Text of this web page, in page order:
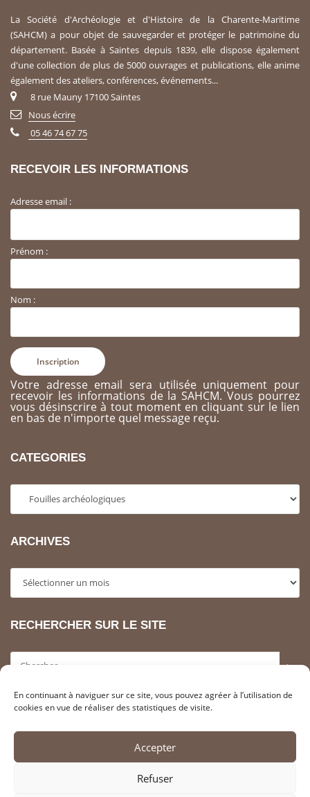
En continuant à naviguer sur ce site, vous pouvez agréer à l’utilisation de
cookies en vue de réaliser des statistiques de visite.
Accepter
Refuser
La Société d'Archéologie et d'Histoire de la Charente-Maritime
(SAHCM) a pour objet de sauvegarder et protéger le patrimoine du
département. Basée à Saintes depuis 1839, elle dispose également
d'une collection de plus de 5000 ouvrages et publications, elle anime
également des ateliers, conférences, événements...
8 rue Mauny 17100 Saintes
Nous écrire
05 46 74 67 75
RECEVOIR LES INFORMATIONS
Adresse email :
Prénom :
Nom :
Votre adresse email sera utilisée uniquement pour
recevoir les informations de la SAHCM. Vous pourrez
vous désinscrire à tout moment en cliquant sur le lien
en bas de n'importe quel message reçu.
CATEGORIES
ARCHIVES
RECHERCHER SUR LE SITE
>
INFORMATIONS LÉGALES
Adhérer à l’association SAHCM
Contacter la SahCM